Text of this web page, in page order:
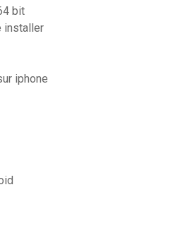
bit
installer
iphone